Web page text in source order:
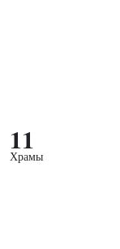
11
Храмы